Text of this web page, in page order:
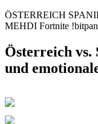
ÖSTERREICH
MEHDI Fortnite
Österreich vs.
und